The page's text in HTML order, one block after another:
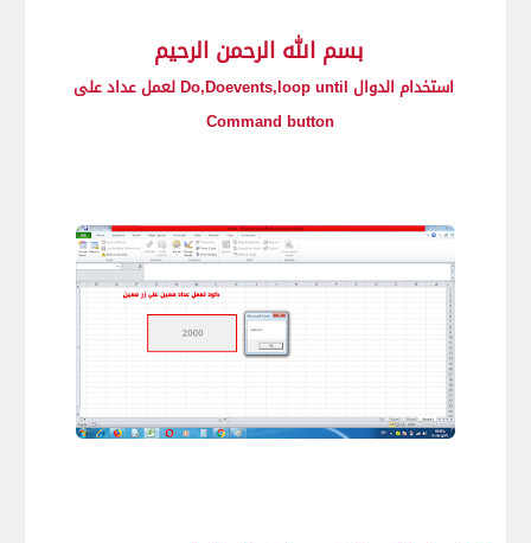
بسم الله الرحمن الرحيم
استخدام الدوال Do,Doevents,loop until لعمل عداد على
Command button